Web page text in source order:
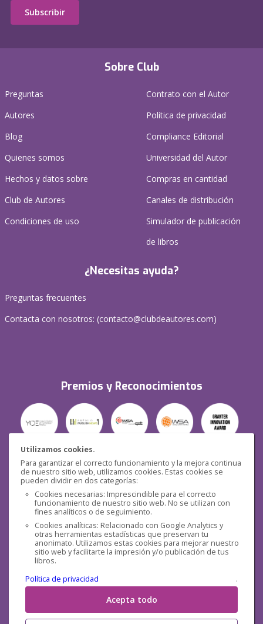
Utilizamos cookies.
Para garantizar el correcto funcionamiento y la mejora continua
de nuestro sitio web, utilizamos cookies. Estas cookies se
pueden dividir en dos categorías:
Cookies necesarias: Imprescindible para el correcto
funcionamiento de nuestro sitio web. No se utilizan con
fines analíticos o de seguimiento.
Cookies analíticas: Relacionado con Google Analytics y
otras herramientas estadísticas que preservan tu
anonimato. Utilizamos estas cookies para mejorar nuestro
sitio web y facilitarte la impresión y/o publicación de tus
libros.
Política de privacidad
.
Acepta todo
Sobre Club
Preguntas
Autores
Blog
Quienes somos
Hechos y datos sobre
Club de Autores
Condiciones de uso
Contrato con el Autor
Política de privacidad
Compliance Editorial
Universidad del Autor
Compras en cantidad
Canales de distribución
Simulador de publicación
de libros
¿Necesitas ayuda?
Preguntas frecuentes
Contacta con nosotros: (contacto@clubdeautores.com)
Premios y Reconocimientos
Seguridad
Redes sociales
Subscribir